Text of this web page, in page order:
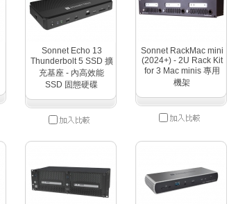
Sonnet Echo 13
Thunderbolt 5 SSD 擴
充基座 - 內高效能
SSD 固態硬碟
Sonnet RackMac mini
(2024+) - 2U Rack Kit
for 3 Mac minis 專用
機架